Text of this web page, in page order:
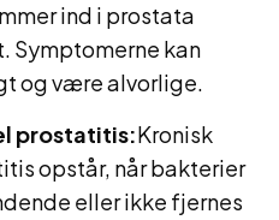
ind i prostata
Symptomerne kan
og være alvorlige.
prostatitis:Kronisk
opstår, når bakterier
eller ikke fjernes